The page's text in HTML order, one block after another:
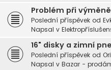
Problém při
Poslední příspěvek od
Napsal v
16" disky a zimní
Poslední příspěvek od
Napsal v Bazar -